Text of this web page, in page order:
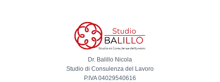
Dr. Balillo Nicola
Studio di Consulenza del Lavoro
P.IVA 04029540616